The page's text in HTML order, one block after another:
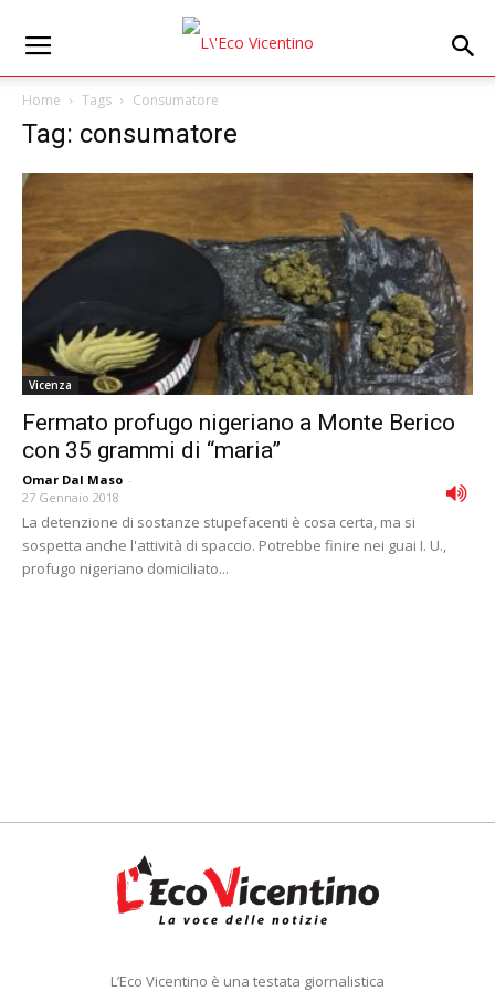
Home Tags Consumatore
Tag: consumatore
Vicenza
Fermato profugo nigeriano a Monte Berico
con 35 grammi di “maria”
Omar Dal Maso -
27 Gennaio 2018
La detenzione di sostanze stupefacenti è cosa certa, ma si
sospetta anche l'attività di spaccio. Potrebbe finire nei guai I. U.,
profugo nigeriano domiciliato...
L’Eco Vicentino è una testata giornalistica